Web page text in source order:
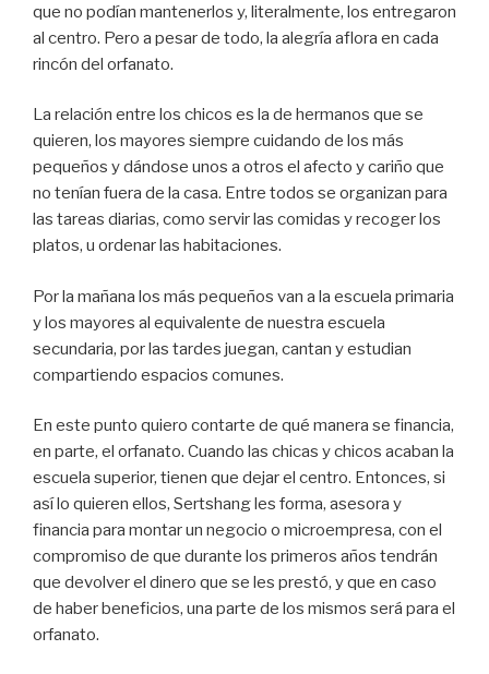
que no podían mantenerlos y, literalmente, los entregaron
al centro. Pero a pesar de todo, la alegría aflora en cada
rincón del orfanato.
La relación entre los chicos es la de hermanos que se
quieren, los mayores siempre cuidando de los más
pequeños y dándose unos a otros el afecto y cariño que
no tenían fuera de la casa. Entre todos se organizan para
las tareas diarias, como servir las comidas y recoger los
platos, u ordenar las habitaciones.
Por la mañana los más pequeños van a la escuela primaria
y los mayores al equivalente de nuestra escuela
secundaria, por las tardes juegan, cantan y estudian
compartiendo espacios comunes.
En este punto quiero contarte de qué manera se financia,
en parte, el orfanato. Cuando las chicas y chicos acaban la
escuela superior, tienen que dejar el centro. Entonces, si
así lo quieren ellos, Sertshang les forma, asesora y
financia para montar un negocio o microempresa, con el
compromiso de que durante los primeros años tendrán
que devolver el dinero que se les prestó, y que en caso
de haber beneficios, una parte de los mismos será para el
orfanato.